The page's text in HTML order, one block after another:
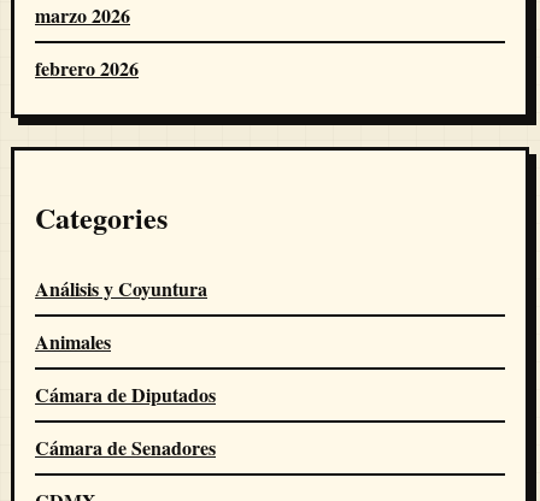
marzo 2026
febrero 2026
Categories
Análisis y Coyuntura
Animales
Cámara de Diputados
Cámara de Senadores